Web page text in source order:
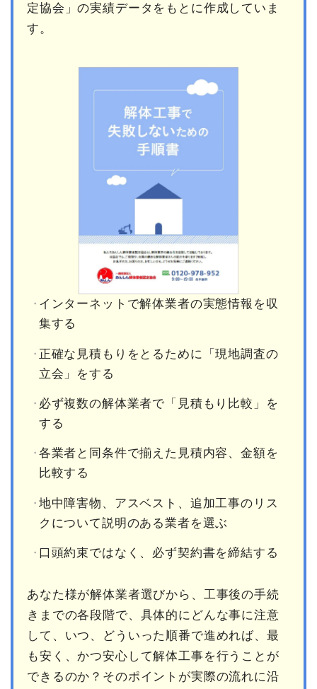
定協会」の実績データをもとに作成していま
す。
インターネットで解体業者の実態情報を収
集する
正確な見積もりをとるために「現地調査の
立会」をする
必ず複数の解体業者で「見積もり比較」を
する
各業者と同条件で揃えた見積内容、金額を
比較する
地中障害物、アスベスト、追加工事のリス
クについて説明のある業者を選ぶ
口頭約束ではなく、必ず契約書を締結する
あなた様が解体業者選びから、工事後の手続
きまでの各段階で、具体的にどんな事に注意
して、いつ、どういった順番で進めれば、最
も安く、かつ安心して解体工事を行うことが
できるのか？そのポイントが実際の流れに沿